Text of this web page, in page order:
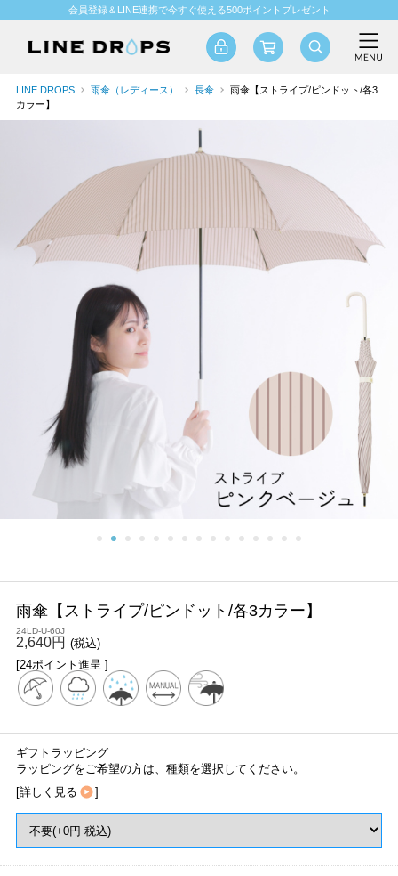
会員登録＆LINE連携で今すぐ使える500ポイントプレゼント
LINE DROPS 雨傘（レディース） 長傘
雨傘【ストライプ/ピンドット/各3
カラー】
雨傘【ストライプ/ピンドット/各3カラー】
24LD-U-60J
2,640円 (税込)
[24ポイント進呈 ]
ギフトラッピング
ラッピングをご希望の方は、種類を選択してください。
[詳しく見る ]